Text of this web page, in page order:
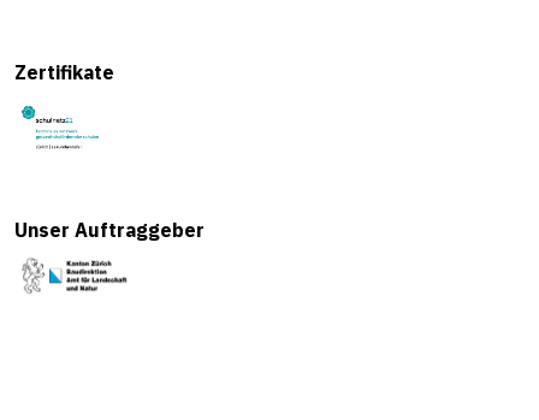
Zertifikate
Unser Auftraggeber